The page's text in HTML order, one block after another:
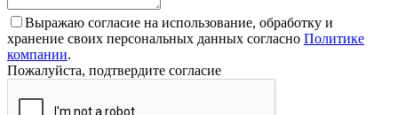
Выражаю согласие на использование, обработку и
хранение своих персональных данных согласно Политике
компании.
Пожалуйста, подтвердите согласие